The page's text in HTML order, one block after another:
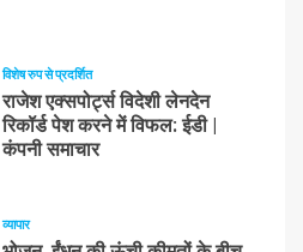
विशेष रुप से प्रदर्शित
राजेश एक्सपोर्ट्स विदेशी लेनदेन
रिकॉर्ड पेश करने में विफल: ईडी |
कंपनी समाचार
व्यापार